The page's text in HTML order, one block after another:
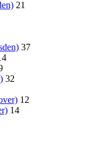
21
37
32
12
14